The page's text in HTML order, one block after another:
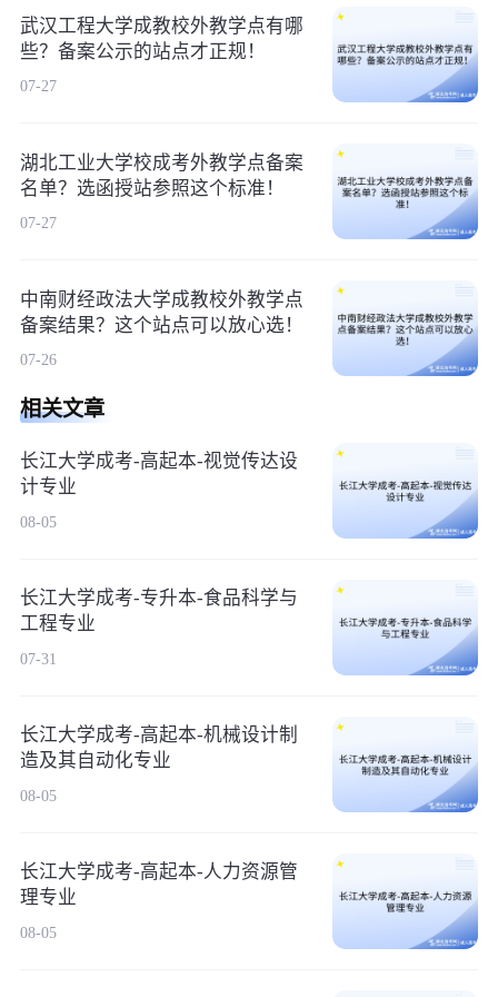
武汉工程大学成教校外教学点有哪
些？备案公示的站点才正规！
07-27
湖北工业大学校成考外教学点备案
名单？选函授站参照这个标准！
07-27
中南财经政法大学成教校外教学点
备案结果？这个站点可以放心选！
07-26
相关文章
长江大学成考-高起本-视觉传达设
计专业
08-05
长江大学成考-专升本-食品科学与
工程专业
07-31
长江大学成考-高起本-机械设计制
造及其自动化专业
08-05
长江大学成考-高起本-人力资源管
理专业
08-05